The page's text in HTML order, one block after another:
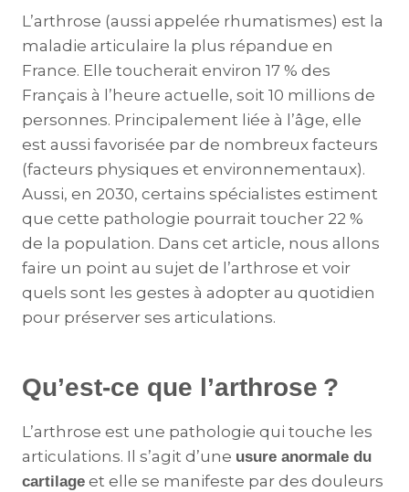
L’arthrose (aussi appelée rhumatismes) est la
maladie articulaire la plus répandue en
France. Elle toucherait environ 17 % des
Français à l’heure actuelle, soit 10 millions de
personnes. Principalement liée à l’âge, elle
est aussi favorisée par de nombreux facteurs
(facteurs physiques et environnementaux).
Aussi, en 2030, certains spécialistes estiment
que cette pathologie pourrait toucher 22 %
de la population. Dans cet article, nous allons
faire un point au sujet de l’arthrose et voir
quels sont les gestes à adopter au quotidien
pour préserver ses articulations.
Qu’est-ce que l’arthrose ?
L’arthrose est une pathologie qui touche les
articulations. Il s’agit d’une usure anormale du
cartilage et elle se manifeste par des douleurs